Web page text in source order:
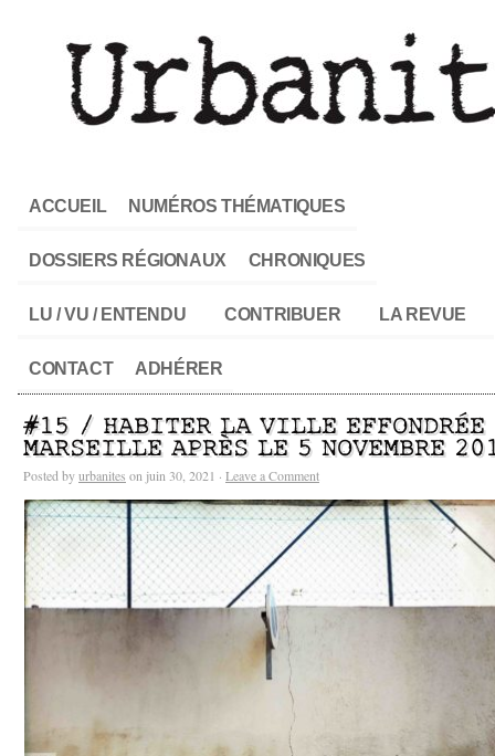
ACCUEIL NUMÉROS THÉMATIQUES
DOSSIERS RÉGIONAUX CHRONIQUES
LU / VU / ENTENDU CONTRIBUER LA REVUE
CONTACT ADHÉRER
#15 / HABITER LA VILLE
MARSEILLE APRÈS LE 5 NOVEMBRE
Posted byurbanites on juin 30, 2021 · Leave a Comment